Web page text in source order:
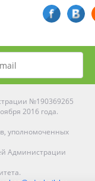
№190369265
2016 года.
уполномоченных
Администрации